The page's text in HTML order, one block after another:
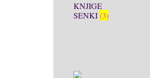
KNJIGE
SENKI(3)